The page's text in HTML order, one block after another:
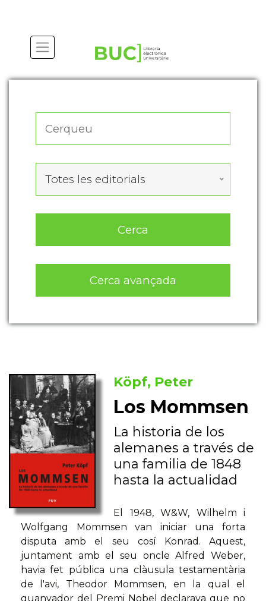
Totes les editorials
Cerca
Cerca avançada
Köpf, Peter
Los Mommsen
La historia de los
alemanes a través de
una familia de 1848
hasta la actualidad
El 1948, W&W, Wilhelm i
Wolfgang Mommsen van iniciar una forta
disputa amb el seu cosí Konrad. Aquest,
juntament amb el seu oncle Alfred Weber,
havia fet pública una clàusula testamentària
de l'avi, Theodor Mommsen, en la qual el
guanyador del Premi Nobel declarava que no